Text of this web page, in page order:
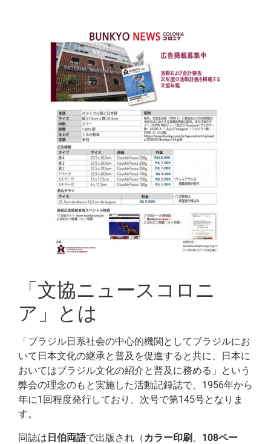
「文協ニュースコロニ
ア」とは
「ブラジル日系社会の中心的機関としてブラジルにお
いて日本文化の継承と普及を促進すると共に、日本に
おいてはブラジル文化の紹介と普及に務める」という
弊会の理念のもと実施した活動記録誌で、1956年から
年に1回程度発行しており、次号で第145号となりま
す。
同誌は 日伯両語で出版され（ カラー印刷
108ペー